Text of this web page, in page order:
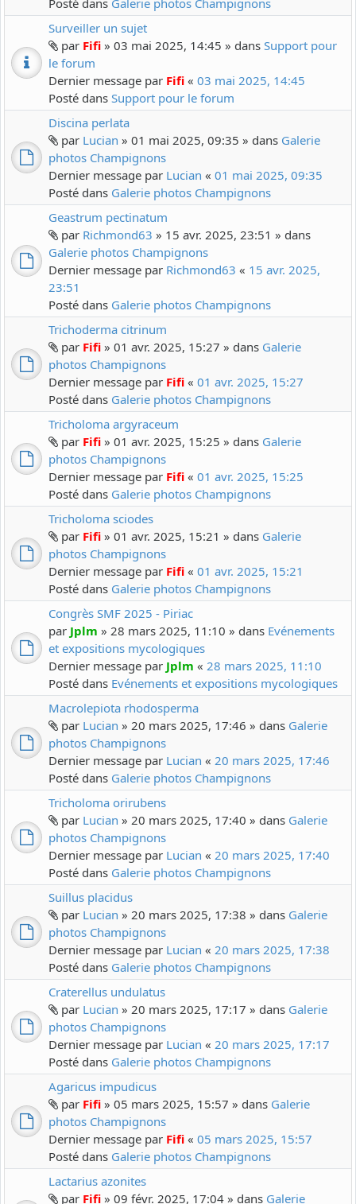
Posté dans Galerie photos Champignons
Surveiller un sujet
par Fifi » 03 mai 2025, 14:45 » dans Support pour
le forum
Dernier message par Fifi « 03 mai 2025, 14:45
Posté dans Support pour le forum
Discina perlata
par Lucian » 01 mai 2025, 09:35 » dans Galerie
photos Champignons
Dernier message par Lucian « 01 mai 2025, 09:35
Posté dans Galerie photos Champignons
Geastrum pectinatum
par Richmond63 » 15 avr. 2025, 23:51 » dans
Galerie photos Champignons
Dernier message par Richmond63 « 15 avr. 2025,
23:51
Posté dans Galerie photos Champignons
Trichoderma citrinum
par Fifi » 01 avr. 2025, 15:27 » dans Galerie
photos Champignons
Dernier message par Fifi « 01 avr. 2025, 15:27
Posté dans Galerie photos Champignons
Tricholoma argyraceum
par Fifi » 01 avr. 2025, 15:25 » dans Galerie
photos Champignons
Dernier message par Fifi « 01 avr. 2025, 15:25
Posté dans Galerie photos Champignons
Tricholoma sciodes
par Fifi » 01 avr. 2025, 15:21 » dans Galerie
photos Champignons
Dernier message par Fifi « 01 avr. 2025, 15:21
Posté dans Galerie photos Champignons
Congrès SMF 2025 - Piriac
par Jplm » 28 mars 2025, 11:10 » dans Evénements
et expositions mycologiques
Dernier message par Jplm « 28 mars 2025, 11:10
Posté dans Evénements et expositions mycologiques
Macrolepiota rhodosperma
par Lucian » 20 mars 2025, 17:46 » dans Galerie
photos Champignons
Dernier message par Lucian « 20 mars 2025, 17:46
Posté dans Galerie photos Champignons
Tricholoma orirubens
par Lucian » 20 mars 2025, 17:40 » dans Galerie
photos Champignons
Dernier message par Lucian « 20 mars 2025, 17:40
Posté dans Galerie photos Champignons
Suillus placidus
par Lucian » 20 mars 2025, 17:38 » dans Galerie
photos Champignons
Dernier message par Lucian « 20 mars 2025, 17:38
Posté dans Galerie photos Champignons
Craterellus undulatus
par Lucian » 20 mars 2025, 17:17 » dans Galerie
photos Champignons
Dernier message par Lucian « 20 mars 2025, 17:17
Posté dans Galerie photos Champignons
Agaricus impudicus
par Fifi » 05 mars 2025, 15:57 » dans Galerie
photos Champignons
Dernier message par Fifi « 05 mars 2025, 15:57
Posté dans Galerie photos Champignons
Lactarius azonites
par Fifi » 09 févr. 2025, 17:04 » dans Galerie